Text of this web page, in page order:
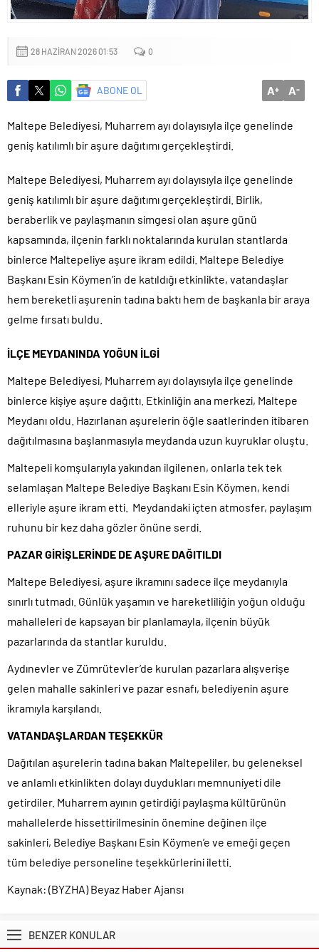
Küçük işletmeler büyük siber risklerle karşı karşıya
28 HAZIRAN 2026 01:53 0
ABONE OL A+ A-
Maltepe Belediyesi, Muharrem ayı dolayısıyla ilçe genelinde
geniş katılımlı bir aşure dağıtımı gerçekleştirdi.
Maltepe Belediyesi, Muharrem ayı dolayısıyla ilçe genelinde
geniş katılımlı bir aşure dağıtımı gerçekleştirdi. Birlik,
beraberlik ve paylaşmanın simgesi olan aşure günü
kapsamında, ilçenin farklı noktalarında kurulan stantlarda
binlerce Maltepeliye aşure ikram edildi. Maltepe Belediye
Başkanı Esin Köymen’in de katıldığı etkinlikte, vatandaşlar
hem bereketli aşurenin tadına baktı hem de başkanla bir araya
gelme fırsatı buldu.
İLÇE MEYDANINDA YOĞUN İLGİ
Maltepe Belediyesi, Muharrem ayı dolayısıyla ilçe genelinde
binlerce kişiye aşure dağıttı. Etkinliğin ana merkezi, Maltepe
Meydanı oldu. Hazırlanan aşurelerin öğle saatlerinden itibaren
dağıtılmasına başlanmasıyla meydanda uzun kuyruklar oluştu.
Maltepeli komşularıyla yakından ilgilenen, onlarla tek tek
selamlaşan Maltepe Belediye Başkanı Esin Köymen, kendi
elleriyle aşure ikram etti. Meydandaki içten atmosfer, paylaşım
ruhunu bir kez daha gözler önüne serdi.
PAZAR GİRİŞLERİNDE DE AŞURE DAĞITILDI
Maltepe Belediyesi, aşure ikramını sadece ilçe meydanıyla
sınırlı tutmadı. Günlük yaşamın ve hareketliliğin yoğun olduğu
mahalleleri de kapsayan bir planlamayla, ilçenin büyük
pazarlarında da stantlar kuruldu.
Aydınevler ve Zümrütevler’de kurulan pazarlara alışverişe
gelen mahalle sakinleri ve pazar esnafı, belediyenin aşure
ikramıyla karşılandı.
VATANDAŞLARDAN TEŞEKKÜR
Dağıtılan aşurelerin tadına bakan Maltepeliler, bu geleneksel
ve anlamlı etkinlikten dolayı duydukları memnuniyeti dile
getirdiler. Muharrem ayının getirdiği paylaşma kültürünün
mahallelerde hissettirilmesinin önemine değinen ilçe
sakinleri, Belediye Başkanı Esin Köymen’e ve emeği geçen
tüm belediye personeline teşekkürlerini iletti.
Kaynak: (BYZHA) Beyaz Haber Ajansı
BENZER KONULAR